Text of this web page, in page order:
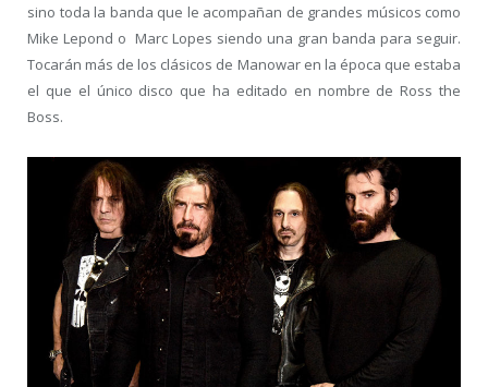
sino toda la banda que le acompañan de grandes músicos como
Mike Lepond o Marc Lopes siendo una gran banda para seguir.
Tocarán más de los clásicos de Manowar en la época que estaba
el que el único disco que ha editado en nombre de Ross the
Boss.